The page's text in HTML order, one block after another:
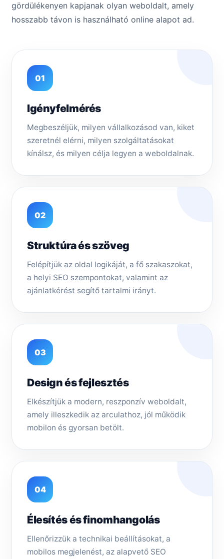
gördülékenyen kapjanak olyan weboldalt, amely
hosszabb távon is használható online alapot ad.
01
Igényfelmérés
Megbeszéljük, milyen vállalkozásod van, kiket
szeretnél elérni, milyen szolgáltatásokat
kínálsz, és milyen célja legyen a weboldalnak.
02
Struktúra és szöveg
Felépítjük az oldal logikáját, a fő szakaszokat,
a helyi SEO szempontokat, valamint az
ajánlatkérést segítő tartalmi irányt.
03
Design és fejlesztés
Elkészítjük a modern, reszponzív weboldalt,
amely illeszkedik az arculathoz, jól működik
mobilon és gyorsan betölt.
04
Élesítés és finomhangolás
Ellenőrizzük a technikai beállításokat, a
mobilos megjelenést, az alapvető SEO